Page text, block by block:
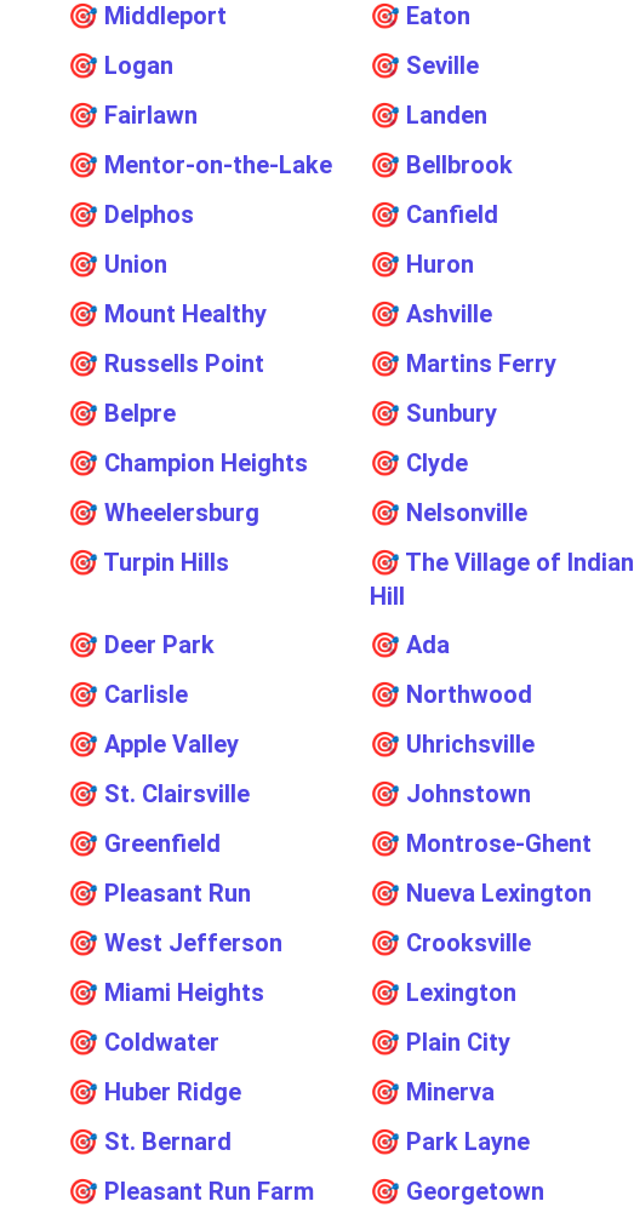
🎯 Middleport 🎯 Eaton
🎯 Logan 🎯 Seville
🎯 Fairlawn 🎯 Landen
🎯 Mentor-on-the-Lake 🎯 Bellbrook
🎯 Delphos 🎯 Canfield
🎯 Union 🎯 Huron
🎯 Mount Healthy 🎯 Ashville
🎯 Russells Point 🎯 Martins Ferry
🎯 Belpre 🎯 Sunbury
🎯 Champion Heights 🎯 Clyde
🎯 Wheelersburg 🎯 Nelsonville
🎯 Turpin Hills 🎯 The Village of Indian
Hill
🎯 Deer Park 🎯 Ada
🎯 Carlisle 🎯 Northwood
🎯 Apple Valley 🎯 Uhrichsville
🎯 St. Clairsville 🎯 Johnstown
🎯 Greenfield 🎯 Montrose-Ghent
🎯 Pleasant Run 🎯 Nueva Lexington
🎯 West Jefferson 🎯 Crooksville
🎯 Miami Heights 🎯 Lexington
🎯 Coldwater 🎯 Plain City
🎯 Huber Ridge 🎯 Minerva
🎯 St. Bernard 🎯 Park Layne
🎯 Pleasant Run Farm 🎯 Georgetown